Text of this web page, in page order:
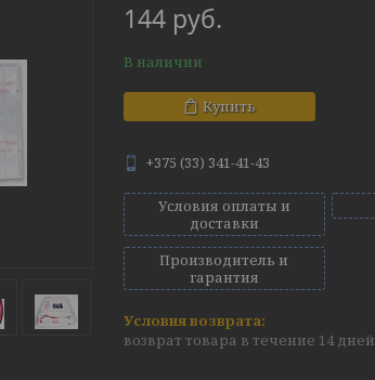
144 руб.
В наличии
Купить
+375 (33) 341-41-43
Условия оплаты и
доставки
Производитель и
гарантия
возврат товара в течение 14 дней